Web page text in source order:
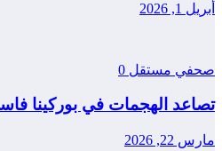
أبريل 1, 2026
صحفي مستقل 0
تصاعد الهجمات في بوركينا فاسو: مقتل 5 جنود في
مارس 22, 2026